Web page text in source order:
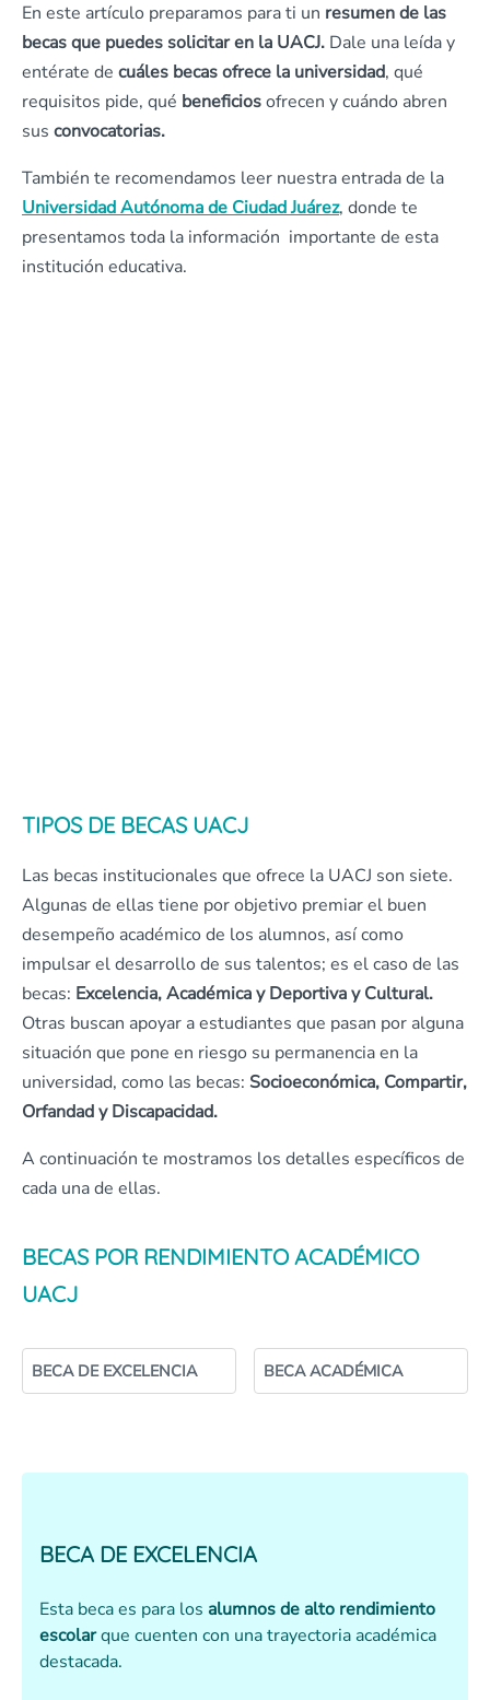
En este artículo preparamos para ti un resumen de las
becas que puedes solicitar en la UACJ. Dale una leída y
entérate de cuáles becas ofrece la universidad, qué
requisitos pide, qué beneficiosofrecen y cuándo abren
sus convocatorias.
También te recomendamos leer nuestra entrada de la
Universidad Autónoma de Ciudad Juárez, donde te
presentamos toda la información importante de esta
institución educativa.
TIPOS DE BECAS UACJ
Las becas institucionales que ofrece la UACJ son siete.
Algunas de ellas tiene por objetivo premiar el buen
desempeño académico de los alumnos, así como
impulsar el desarrollo de sus talentos; es el caso de las
becas: Excelencia, Académica y Deportiva y Cultural.
Otras buscan apoyar a estudiantes que pasan por alguna
situación que pone en riesgo su permanencia en la
universidad, como las becas: Socioeconómica, Compartir,
Orfandad y Discapacidad.
A continuación te mostramos los detalles específicos de
cada una de ellas.
BECAS POR RENDIMIENTO ACADÉMICO
UACJ
BECA DE EXCELENCIA BECA ACADÉMICA
BECA DE EXCELENCIA
Esta beca es para los alumnos de alto rendimiento
escolarque cuenten con una trayectoria académica
destacada.